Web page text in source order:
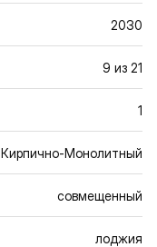
2030
9 из 21
1
Кирпично-Монолитный
совмещенный
лоджия